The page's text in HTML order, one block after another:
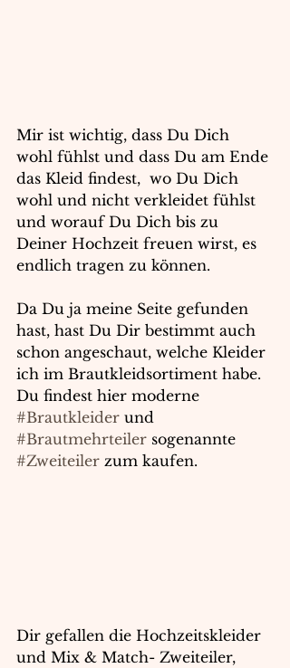
Mir ist wichtig, dass Du Dich
wohl fühlst und dass Du am Ende
das Kleid findest,  wo Du Dich
wohl und nicht verkleidet fühlst
und worauf Du Dich bis zu
Deiner Hochzeit freuen wirst, es
endlich tragen zu können.
Da Du ja meine Seite gefunden
hast, hast Du Dir bestimmt auch
schon angeschaut, welche Kleider
ich im Brautkleidsortiment habe.
Du findest hier moderne
#Brautkleider und
#Brautmehrteiler sogenannte
#Zweiteiler zum kaufen.
Dir gefallen die Hochzeitskleider
und Mix & Match- Zweiteiler,